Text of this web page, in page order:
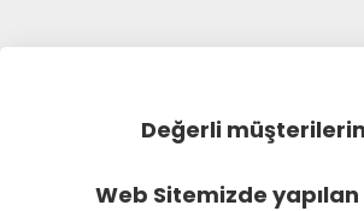
Değerli
Web Sitemizde